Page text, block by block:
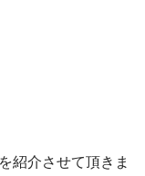
紹介させて頂きま